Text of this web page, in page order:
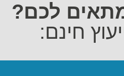
לכם?
חינם: